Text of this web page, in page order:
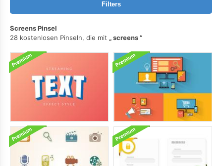
Filters
Screens Pinsel
28 kostenlosen Pinseln, die mit
screens